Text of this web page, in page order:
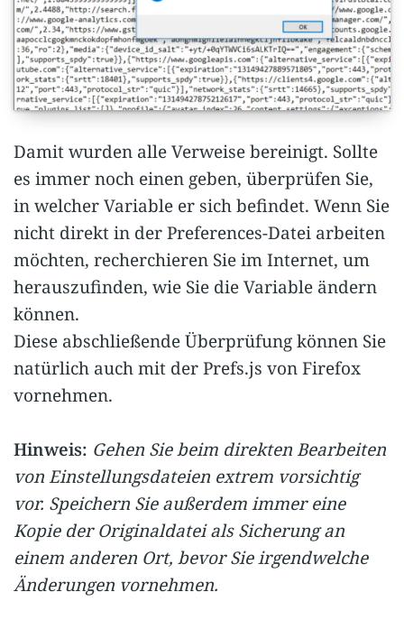
Damit wurden alle Verweise bereinigt. Sollte
es immer noch einen geben, überprüfen Sie,
in welcher Variable er sich befindet. Wenn Sie
nicht direkt in der Preferences-Datei arbeiten
möchten, recherchieren Sie im Internet, um
herauszufinden, wie Sie die Variable ändern
können.
Diese abschließende Überprüfung können Sie
natürlich auch mit der Prefs.js von Firefox
vornehmen.
Hinweis: Gehen Sie beim direkten Bearbeiten
von Einstellungsdateien extrem vorsichtig
vor. Speichern Sie außerdem immer eine
Kopie der Originaldatei als Sicherung an
einem anderen Ort, bevor Sie irgendwelche
Änderungen vornehmen.